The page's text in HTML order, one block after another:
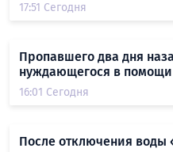
17:51 Сегодня
Пропавшего два дня
нуждающегося в
16:01 Сегодня
После отключения